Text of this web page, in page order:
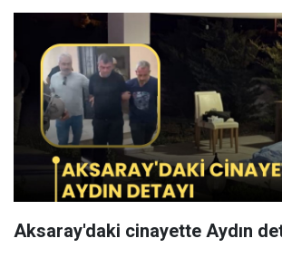
Aksaray'daki cinayette Aydın